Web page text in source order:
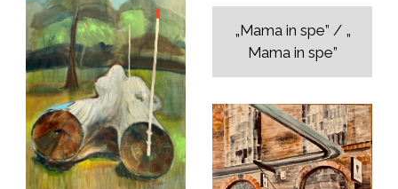
„Mama in spe” / „
Mama in spe”